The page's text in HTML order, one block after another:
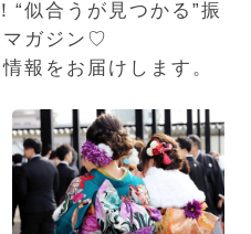
“似合うが見つかる”振
マガジン♡
報をお届けします。